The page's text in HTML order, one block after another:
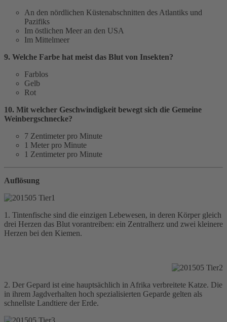
An den nördlichen Küstenabschnitten des Atlantiks und
Pazifiks
Im östlichen Meer an den USA
Im Mittelmeer
9. Welche Farbe hat meist das Blut von Insekten?
Farblos
Gelb
Rot
10. Mit welcher Geschwindigkeit bewegt sich die Gemeine
Weinbergschnecke?
7 Zentimeter pro Minute
1 Meter pro Minute
1 Zentimeter pro Minute
Auflösung
1. Tintenfische sind die einzigen Lebewesen, in deren Körper gleich
drei Herzen das Blut vorantreiben: ein Zentralherz und zwei kleinere
Herzen bei den Kiemen.
2. Der Gepard ist eine hauptsächlich in Afrika verbreitete Katze. Die
in ihrem Jagdverhalten hoch spezialisierten Geparde gelten als
schnellste Landtiere der Erde.